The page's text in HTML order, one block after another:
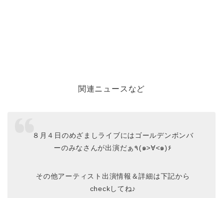
関連ニュースなど
８月４日のめざましライブにはゴールデンボンバ
ーのみなさんが出演だぁ٩(๑>∀<๑)۶
その他アーティスト出演情報＆詳細は下記から
checkしてね♪